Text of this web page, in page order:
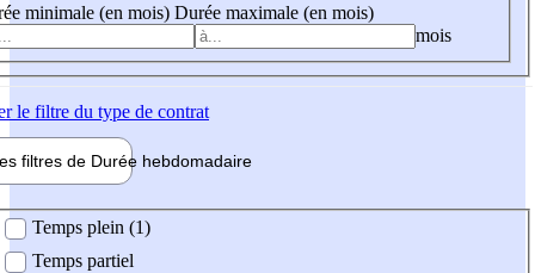
minimale (en mois) Durée maximale (en mois)
mois
le filtre du type de contrat
filtres de Durée hebdomadaire
Temps plein (1)
Temps partiel